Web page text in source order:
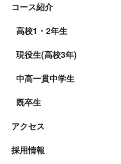
コース紹介
高校1・2年生
現役生(高校3年)
中高一貫中学生
既卒生
アクセス
採用情報